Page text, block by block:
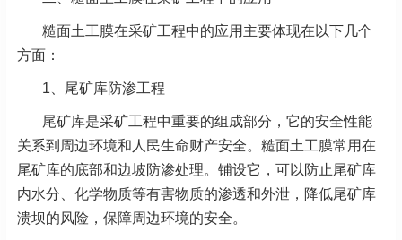
糙面土工膜在采矿工程中的应用主要体现在以下几个
方面：
1、 尾矿库防渗工程
尾矿库是采矿工程中重要的组成部分，它的安全性能
关系到周边环境和人民生命财产安全。糙面土工膜常用在
尾矿库的底部和边坡防渗处理。铺设它，可以防止尾矿库
内水分、化学物质等有害物质的渗透和外泄，降低尾矿库
溃坝的风险，保障周边环境的安全。